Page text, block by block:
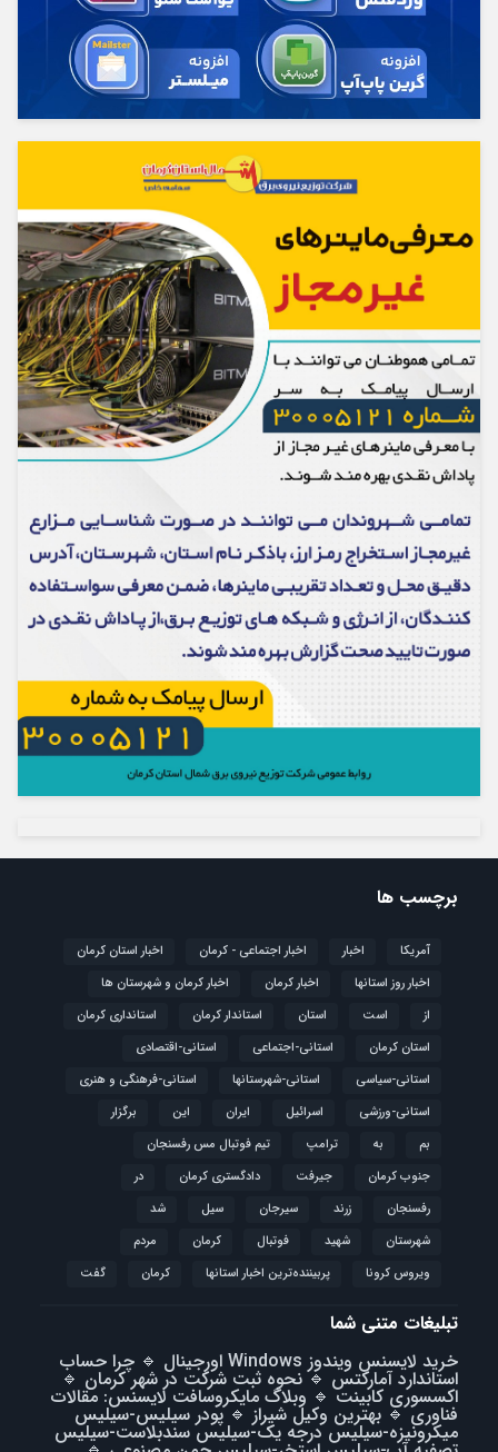
برچسب ها
آمریکا اخبار اخبار اجتماعی - کرمان
اخبار استان کرمان
اخبار روز استانها
اخبار کرمان
اخبار کرمان و شهرستان ها
از
است استان استاندار کرمان
استانداری کرمان
استان کرمان
استانی-اجتماعی
استانی-اقتصادی
استانی-سیاسی
استانی-شهرستانها
استانی-فرهنگی و هنری
استانی-ورزشی
اسرائیل ایران این
برگزار
بم
به ترامپ
تیم فوتبال مس رفسنجان
جنوب کرمان
جیرفت دادگستری کرمان
در
رفسنجان
زرند سیرجان سیل
شد
شهرستان
شهید فوتبال كرمان
مردم
ویروس کرونا
پربیننده‌ترین اخبار استانها کرمان گفت
تبلیغات متنی شما
خرید لایسنس ویندوز Windows اورجینال
🔹 چرا حساب
استاندارد آمارکتس 🔹نحوه ثبت شرکت در شهر کرمان 🔹
اکسسوری کابینت 🔹 وبلاگ مایکروسافت لایسنس: مقالات
فناوری🔹 بهترین وکیل شیراز 🔹پودر سیلیس-سیلیس
میکرونیزه-سیلیس درجه یک-سیلیس سندبلاست-سیلیس